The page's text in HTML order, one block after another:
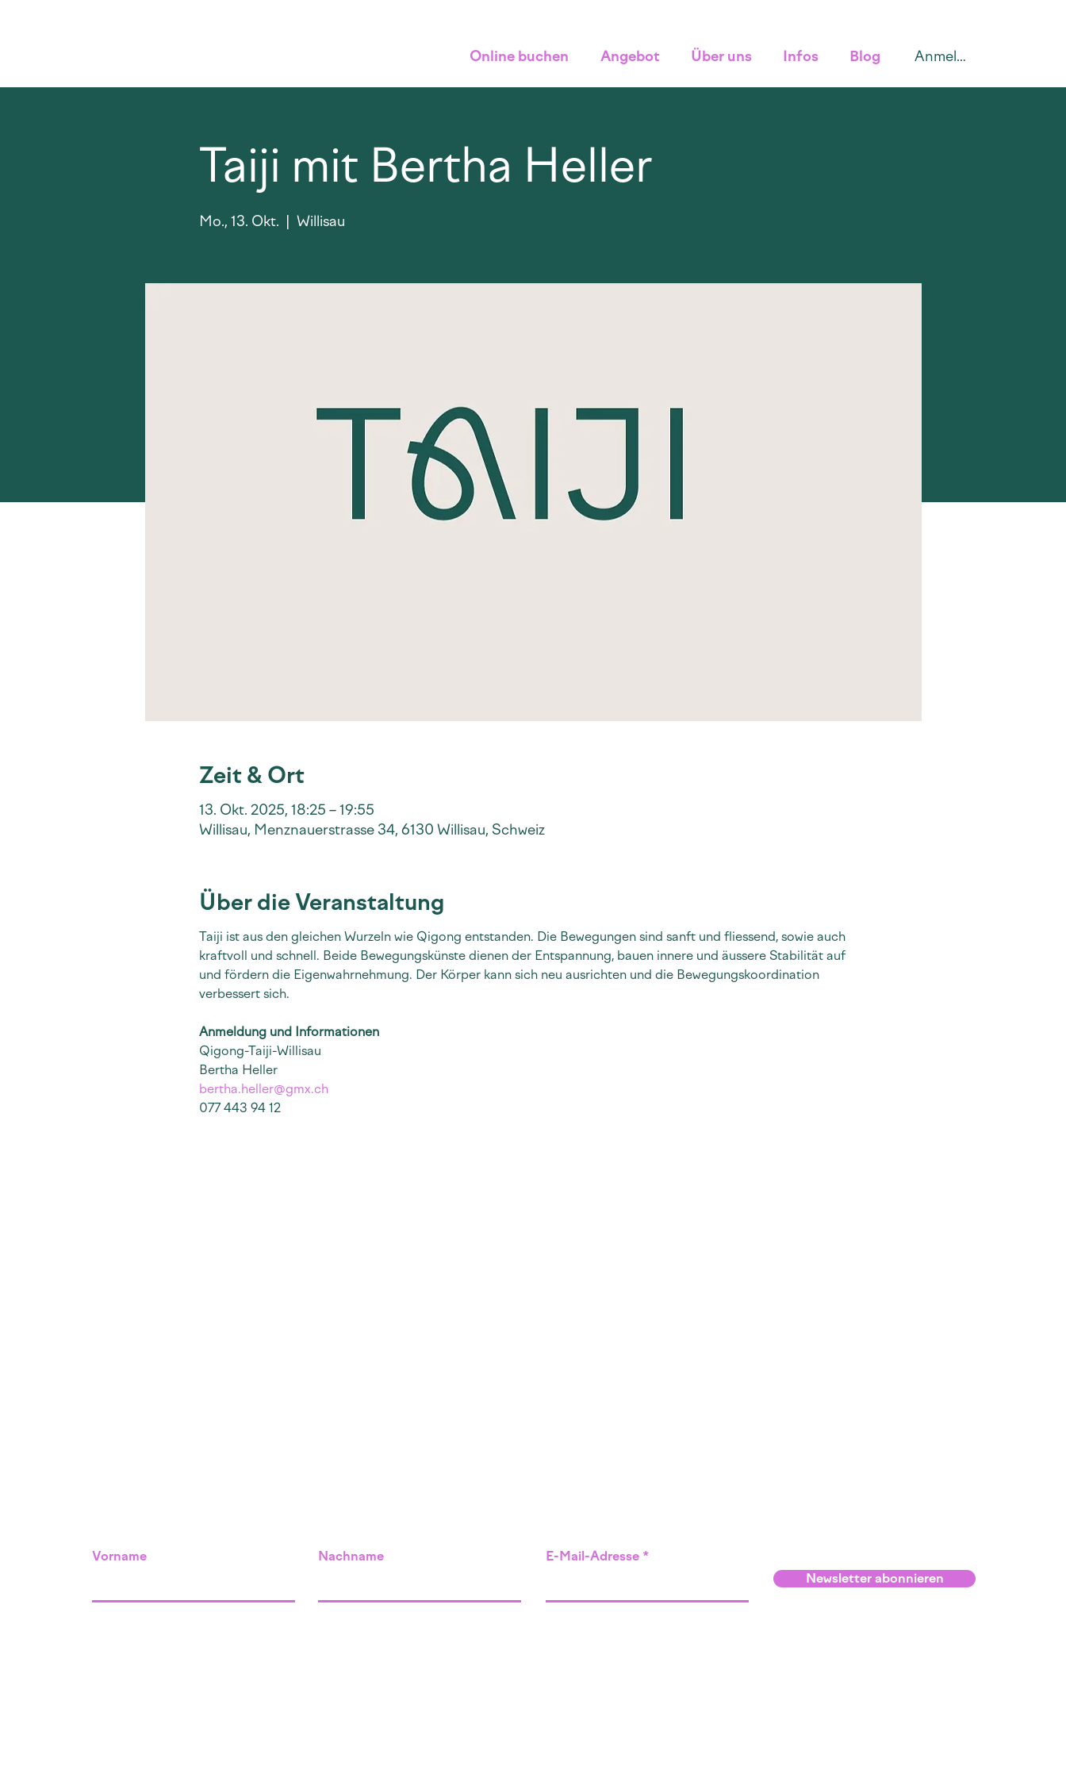
Online buchen Angebot Über uns Infos Blog Anmelden
Taiji mit Bertha Heller
Mo., 13. Okt. Willisau
Zeit & Ort
13. Okt. 2025, 18:25 – 19:55
Willisau, Menznauerstrasse 34, 6130 Willisau, Schweiz
Über die Veranstaltung
Taiji ist aus den gleichen Wurzeln wie Qigong entstanden. Die Bewegungen sind sanft und fliessend, sowie auch
kraftvoll und schnell. Beide Bewegungskünste dienen der Entspannung, bauen innere und äussere Stabilität auf
und fördern die Eigenwahrnehmung. Der Körper kann sich neu ausrichten und die Bewegungskoordination
verbessert sich.
Anmeldung und Informationen
Qigong-Taiji-Willisau
Bertha Heller
bertha.heller@gmx.ch
077 443 94 12
Vorname Nachname
E-Mail-Adresse
Newsletter abonnieren